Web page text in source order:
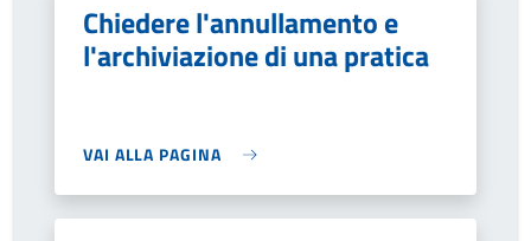
Chiedere l'annullamento e
l'archiviazione di una pratica
VAI ALLA PAGINA